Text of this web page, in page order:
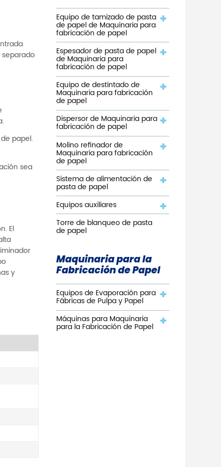
papel.
sea
El
y
Equipo de tamizado de pasta
de papel de Maquinaria para
fabricación de papel
Espesador de pasta de papel
de Maquinaria para
fabricación de papel
Equipo de destintado de
Maquinaria para fabricación
de papel
Dispersor de Maquinaria para
fabricación de papel
Molino refinador de
Maquinaria para fabricación
de papel
Sistema de alimentación de
pasta de papel
Equipos auxiliares
Torre de blanqueo de pasta
de papel
Maquinaria para la
Fabricación de Papel
Equipos de Evaporación para
Fábricas de Pulpa y Papel
Máquinas para Maquinaria
para la Fabricación de Papel